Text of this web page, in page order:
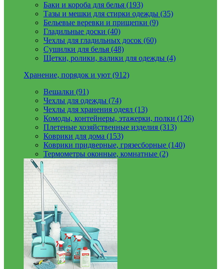
Баки и короба для белья (193)
Тазы и мешки для стирки одежды (35)
Бельевые веревки и прищепки (9)
Гладильные доски (40)
Чехлы для гладильных досок (60)
Сушилки для белья (48)
Щетки, ролики, валики для одежды (4)
Хранение, порядок и уют (912)
Вешалки (91)
Чехлы для одежды (74)
Чехлы для хранения одеял (13)
Комоды, контейнеры, этажерки, полки (126)
Плетеные хозяйственные изделия (313)
Коврики для дома (153)
Коврики придверные, грязесборные (140)
Термометры оконные, комнатные (2)